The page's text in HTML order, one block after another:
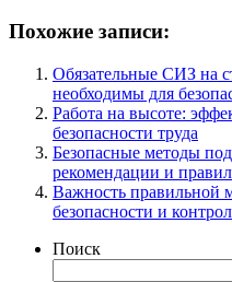
Похожие записи:
Обязательные СИЗ на
необходимы для
Работа на высоте:
безопасности труда
Безопасные методы
рекомендации и
Важность правильной
безопасности и
Поиск